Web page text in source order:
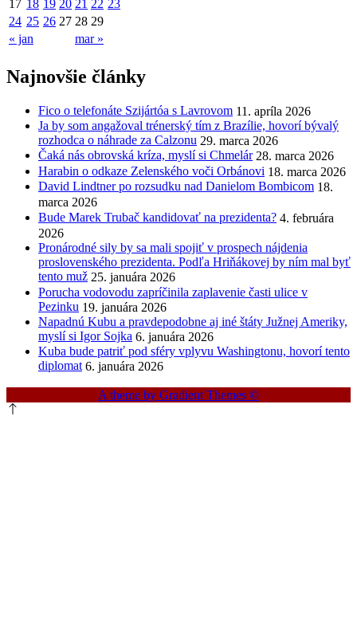
« jan mar »
17 18 19 20 21 22 23
24 25 26 27 28 29
Najnovšie články
Fico o telefonáte Szijártóa s Lavrovom 11. apríla 2026
Ja by som angažoval trénerský tím z Brazílie, hovorí bývalý
rozhodca o náhrade za Calzonu 29. marca 2026
Čaká nás obrovská kríza, myslí si Chmelár 28. marca 2026
Harabin o odkaze Zelenského voči Orbánovi 18. marca 2026
David Lindtner po rozsudku nad Danielom Bombicom 18.
marca 2026
Bude Marek Trubač kandidovať na prezidenta? 4. februára
2026
Pronárodné sily by sa mali spojiť v prospech nájdenia
proslovenského prezidenta. Podľa Hriňákovej by ním mal byť
tento muž 25. januára 2026
Porucha vodovodu zapríčinila zaplavenie časti ulice v
Pezinku 19. januára 2026
Napadnú Kubu a pravdepodobne aj iné štáty Južnej Ameriky,
myslí si Igor Sojka 6. januára 2026
Kuba bude patriť pod sféry vplyvu Washingtonu, hovorí tento
diplomat 6. januára 2026
A theme by Gradient Themes ©